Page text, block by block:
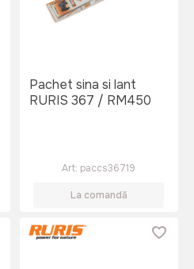
Pachet sina si lant
RURIS 367 / RM450
Art: paccs36719
La comandă